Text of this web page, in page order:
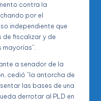
contra la
por el
independiente que
de fiscalizar y de
a senador de la
cedió “la antorcha de
las bases de una
derrotar al PLD en